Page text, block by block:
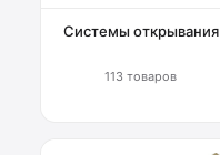
Системы открывания
113 товаров